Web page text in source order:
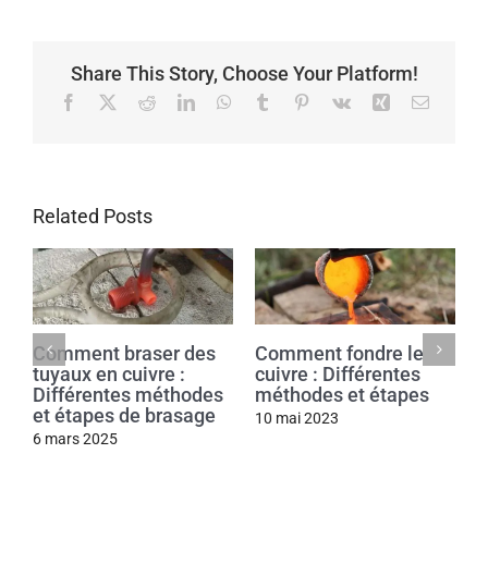
Share This Story, Choose Your Platform!
Facebook RedditLinkedInWhatsApp
Tumblr Pinterest
Vk Xing Email
Related Posts
Comment braser des
tuyaux en cuivre :
Différentes méthodes
et étapes de brasage
6 mars 2025
Comment fondre le
cuivre : Différentes
méthodes et étapes
10 mai 2023